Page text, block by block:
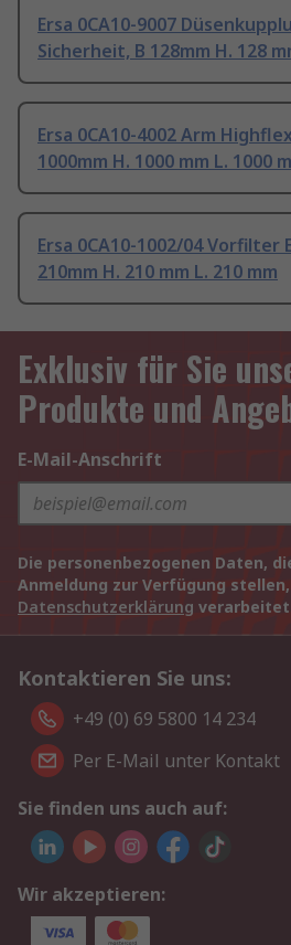
Ersa 0CA10-9007
Sicherheit, B 128mm H. 128
Ersa 0CA10-4002 Arm
1000mm H. 1000 mm L. 1000
Ersa 0CA10-1002/04 Vorfilter
210mm H. 210 mm L. 210 mm
Exklusiv für Sie
Produkte und
E-Mail-Anschrift
Die personenbezogenen Daten,
Anmeldung zur Verfügung
Datenschutzerklärung
Kontaktieren Sie uns:
+49 (0) 69 5800 14 234
Per E-Mail unter Kontakt
Sie finden uns auch auf:
Wir akzeptieren: